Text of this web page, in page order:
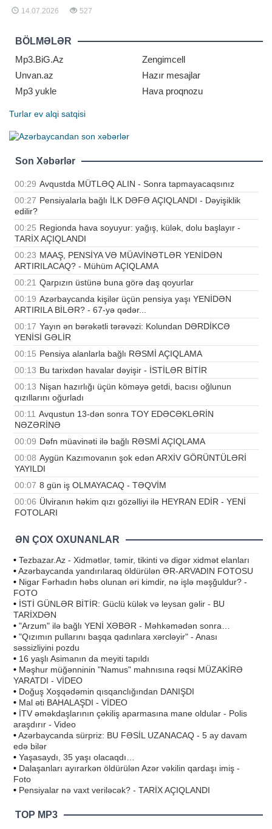
çox nadir hallar təsvir olunub.
BİG.AZ -a istinadən xəbər verir ki,
Bunun səbəbi adətən teratoma
adlanan çox nadir bir şiş növüdür.
Teratomala
14.07.2026 527
BÖLMƏLƏR
Mp3.BiG.Az
Zengimcell
Unvan.az
Hazır mesajlar
Mp3 yukle
Hava proqnozu
Turlar ev alqi satqisi
Son Xəbərlər
00:29 Avqustda MÜTLƏQ ALIN - Sonra tapmayacaqsınız
00:27 Pensiyalarla bağlı İLK DƏFƏ AÇIQLANDI - Dəyişiklik
edilir?
00:25 Regionda hava soyuyur: yağış, külək, dolu başlayır -
TARİX AÇIQLANDI
00:23 MAAŞ, PENSİYA VƏ MÜAVİNƏTLƏR YENİDƏN
ARTIRILACAQ? - Mühüm AÇIQLAMA
00:21 Qarpızın üstünə buna görə daş qoyurlar
00:19 Azərbaycanda kişilər üçün pensiya yaşı YENİDƏN
ARTIRILA BİLƏR? - 67-yə qədər...
00:17 Yayın ən bərəkətli tərəvəzi: Kolundan DƏRDİKCƏ
YENİSİ GƏLİR
00:15 Pensiya alanlarla bağlı RƏSMİ AÇIQLAMA
00:13 Bu tarixdən havalar dəyişir - İSTİLƏR BİTİR
00:13 Nişan hazırlığı üçün köməyə getdi, bacısı oğlunun
qızıllarını oğurladı
00:11 Avqustun 13-dən sonra TOY EDƏCƏKLƏRİN
NƏZƏRİNƏ
00:09 Dəfn müavinəti ilə bağlı RƏSMİ AÇIQLAMA
00:08 Aygün Kazımovanın şok edən ARXİV GÖRÜNTÜLƏRİ
YAYILDI
00:07 8 gün iş OLMAYACAQ - TƏQVİM
00:06 Ülviranın həkim qızı gözəlliyi ilə HEYRAN EDİR - YENİ
FOTOLARI
ƏN ÇOX OXUNANLAR
• Tezbazar.Az - Xidmətlər, təmir, tikinti və digər xidmət elanları
•Azərbaycanda yandırılaraq öldürülən ƏR-ARVADIN FOTOSU
• Nigar Fərhadın həbs olunan əri kimdir, nə işlə məşğuldur? -
FOTO
• İSTİ GÜNLƏR BİTİR: Güclü külək və leysan gəlir - BU
TARİXDƏN
• "Arzum" ilə bağlı YENİ XƏBƏR - Məhkəmədən sonra…
• "Qızımın pullarını başqa qadınlara xərcləyir" - Anası
səssizliyini pozdu
• 16 yaşlı Asimanın da meyiti tapıldı
• Məşhur müğənninin "Namus" mahnısına rəqsi MÜZAKİRƏ
YARATDI - VİDEO
• Doğuş Xoşqədəmin qısqanclığından DANIŞDI
• Mal əti BAHALAŞDI - VİDEO
• İTV əməkdaşlarının çəkiliş aparmasına mane oldular - Polis
araşdırır - Video
•Azərbaycanda sürpriz: BU FƏSİL UZANACAQ - 5 ay davam
edə bilər
• Yaşasaydı, 35 yaşı olacaqdı…
• Dalaşanları ayırarkən öldürülən Azər vəkilin qardaşı imiş -
Foto
• Pensiyalar nə vaxt veriləcək? - TARİX AÇIQLANDI
TOP MP3